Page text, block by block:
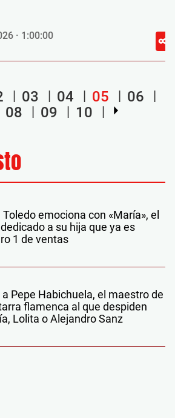
· 1:00:00
03 04 05
06
08 09 10
emociona con «María», el
a su hija que ya es
1 de ventas
Pepe Habichuela, el maestro de
flamenca al que despiden
Lolita o Alejandro Sanz